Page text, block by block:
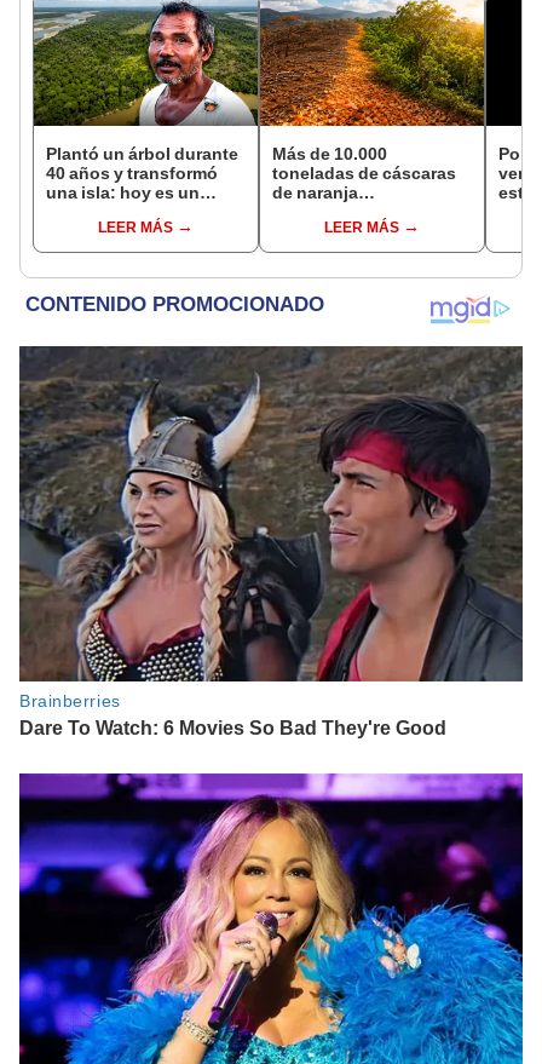
Plantó un árbol durante
40 años y transformó
una isla: hoy es un
más grande que el
Parque de las Leyendas
LEER MÁS
Más de 10.000
toneladas de cáscaras
de naranja
ecosistema de Costa
Rica: 16 años después,
LEER MÁS
Por
ver